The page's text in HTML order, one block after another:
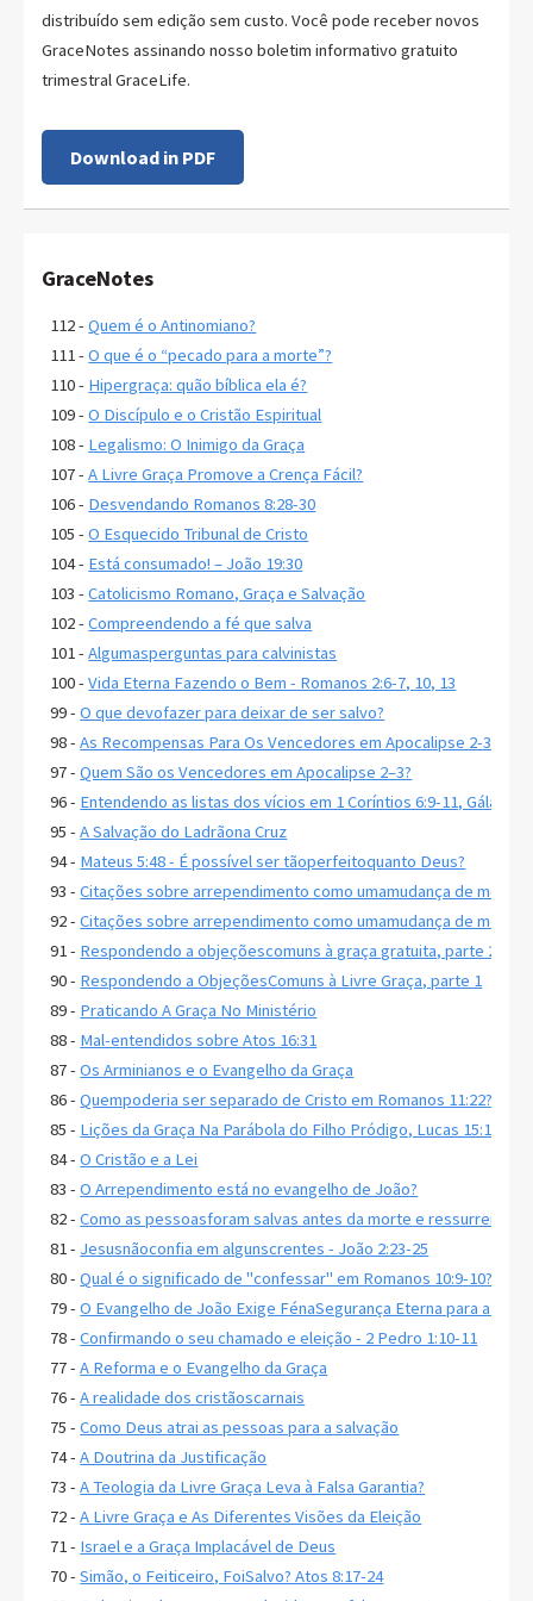
distribuído sem edição sem custo. Você pode receber novos
GraceNotes assinando nosso boletim informativo gratuito
trimestral GraceLife.
Download in PDF
GraceNotes
112 -Quem é o Antinomiano?
111 -O que é o “pecado para a morte”?
110 - Hipergraça: quão bíblica ela é?
109 -O Discípulo e o Cristão Espiritual
108 - Legalismo: O Inimigo da Graça
107 -A Livre Graça Promove a Crença Fácil?
106 - Desvendando Romanos 8:28-30
105 -O Esquecido Tribunal de Cristo
104 - Está consumado! – João 19:30
103 -Catolicismo Romano, Graça e Salvação
102 -Compreendendo a fé que salva
101 -Algumasperguntas para calvinistas
100 -Vida Eterna Fazendo o Bem - Romanos 2:6-7, 10, 13
99 -O que devofazer para deixar de ser salvo?
98 -As Recompensas Para Os Vencedores em Apocalipse 2-3
97 -Quem São os Vencedores em Apocalipse 2–3?
96 - Entendendo as listas dos vícios em 1 Coríntios 6:9-11, Gálatas
95 -A Salvação do Ladrãona Cruz
94 - Mateus 5:48 - É possível ser tãoperfeitoquanto Deus?
93 -Citações sobre arrependimento como umamudança de mente,
92 -Citações sobre arrependimento como umamudança de mente,
91 - Respondendo a objeçõescomuns à graça gratuita, parte 2
90 - Respondendo a ObjeçõesComuns à Livre Graça, parte 1
89 - Praticando A Graça No Ministério
88 - Mal-entendidos sobre Atos 16:31
87 -Os Arminianos e o Evangelho da Graça
86 -Quempoderia ser separado de Cristo em Romanos 11:22?
85 - Lições da Graça Na Parábola do Filho Pródigo, Lucas 15:11-32
84 -O Cristão e a Lei
83 -O Arrependimento está no evangelho de João?
82 -Como as pessoasforam salvas antes da morte e ressurreição
81 - Jesusnãoconfia em algunscrentes - João 2:23-25
80 -Qual é o significado de "confessar" em Romanos 10:9-10?
79 -O Evangelho de João Exige FénaSegurança Eterna para a
78 -Confirmando o seu chamado e eleição - 2 Pedro 1:10-11
77 -A Reforma e o Evangelho da Graça
76 -A realidade dos cristãoscarnais
75 -Como Deus atrai as pessoas para a salvação
74 -A Doutrina da Justificação
73 -A Teologia da Livre Graça Leva à Falsa Garantia?
72 -A Livre Graça e As Diferentes Visões da Eleição
71 - Israel e a Graça Implacável de Deus
70 -Simão, o Feiticeiro, FoiSalvo? Atos 8:17-24